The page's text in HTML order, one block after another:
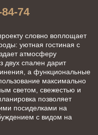
74
словно воплощает
уютная гостиная с
атмосферу
двух спален дарит
а функциональные
максимально
светом, свежестью и
позволяет
посиделками на
с видом на